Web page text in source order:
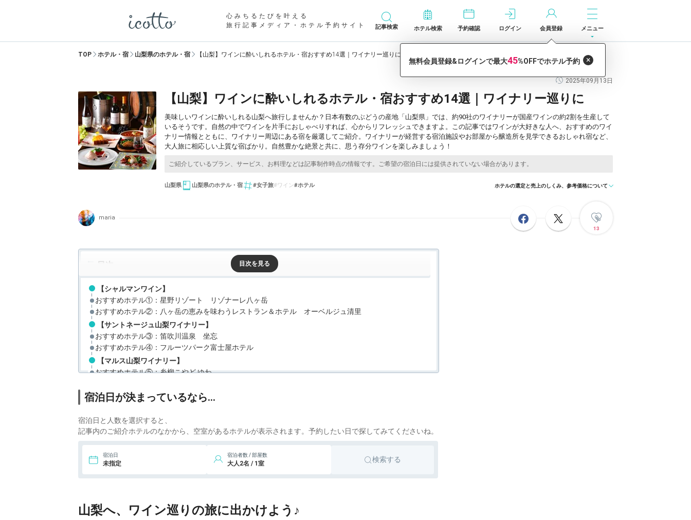
心みちるたびを叶える
旅行記事メディア・ホテル予約サイト
記事検索 ホテル検索 予約確認 ログイン 会員登録 メニュー
TOP ホテル・宿 山梨県のホテル・宿 【山梨】ワインに酔いしれるホテル・宿おすすめ14選｜ワイナリー巡りに
2025年09月13日
【山梨】ワインに酔いしれるホテル・宿おすすめ14選｜ワイナリー巡りに
美味しいワインに酔いしれる山梨へ旅行しませんか？日本有数のぶどうの産地「山梨県」では、約90社のワイナリーが国産ワインの約2割を生産して
いるそうです。自然の中でワインを片手におしゃべりすれば、心からリフレッシュできますよ。この記事ではワインが大好きな人へ、おすすめのワイ
ナリー情報とともに、ワイナリー周辺にある宿を厳選してご紹介。ワイナリーが経営する宿泊施設やお部屋から醸造所を見学できるおしゃれ宿など、
大人旅に相応しい上質な宿ばかり。自然豊かな絶景と共に、思う存分ワインを楽しみましょう！
山梨県 山梨県のホテル・宿 #女子旅#ワイン#ホテル ホテルの選定と売上のしくみ、参考価格について
maria
13
目次
【シャルマンワイン】
おすすめホテル①：星野リゾート リゾナーレ八ヶ岳
おすすめホテル②：八ヶ岳の恵みを味わうレストラン＆ホテル オーベルジュ清里
【サントネージュ山梨ワイナリー】
おすすめホテル③：笛吹川温泉 坐忘
おすすめホテル④：フルーツパーク富士屋ホテル
【マルス山梨ワイナリー】
おすすめホテル⑤：糸柳こやど ゆわ
おすすめホテル➆：大江戸温泉物語 石和温泉 ホテル新光
おすすめホテル⑧：湯村温泉 甲府記念日ホテル
おすすめホテル⑨：城のホテル甲府
【赤富士ワインセラー】
おすすめホテル⑩：ラビスタ富士河口湖
おすすめホテル⑪：富士マリオットホテル山中湖
おすすめホテル⑫：鉄板焼き&ワインの旬宿 夢野樹
おすすめホテル⑬：STAY366
おすすめホテル⑭：ぶどうの丘
宿泊日が決まっているなら…
宿泊日と人数を選択すると、
記事内のご紹介ホテルのなかから、空室があるホテルが表示されます。予約したい日で探してみてくださいね。
宿泊日
未指定
宿泊者数 / 部屋数
大人2名 / 1室 検索する
山梨へ、ワイン巡りの旅に出かけよう♪